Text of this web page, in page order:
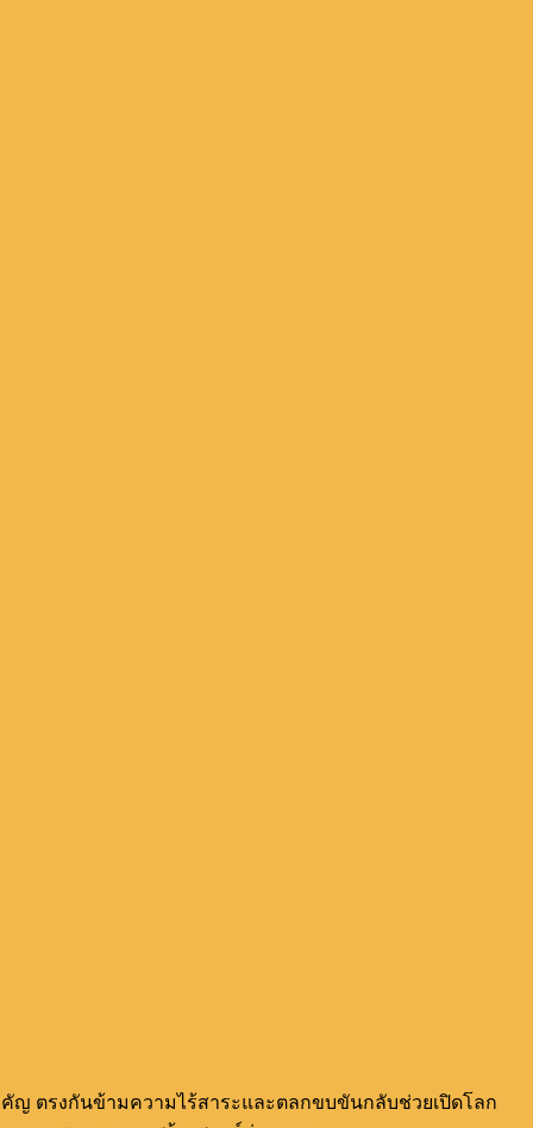
คัญ ตรงกันข้ามความไร้สาระและตลกขบขันกลับช่วยเปิดโลก